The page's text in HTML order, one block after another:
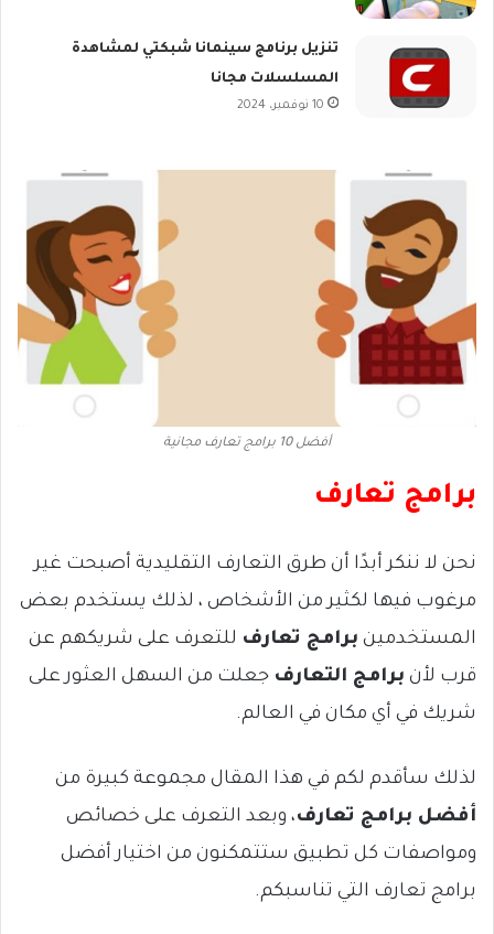
تنزيل برنامج سينمانا شبكتي لمشاهدة
المسلسلات مجانا
10 نوفمبر، 2024
أفضل 10 برامج تعارف مجانية
برامج تعارف
نحن لا ننكر أبدًا أن طرق التعارف التقليدية أصبحت غير
مرغوب فيها لكثير من الأشخاص ، لذلك يستخدم بعض
المستخدمين برامج تعارف للتعرف على شريكهم عن
قرب لأن برامج التعارف جعلت من السهل العثور على
شريك في أي مكان في العالم.
لذلك سأقدم لكم في هذا المقال مجموعة كبيرة من
أفضل برامج تعارف، وبعد التعرف على خصائص
ومواصفات كل تطبيق ستتمكنون من اختيار أفضل
برامج تعارف التي تناسبكم.